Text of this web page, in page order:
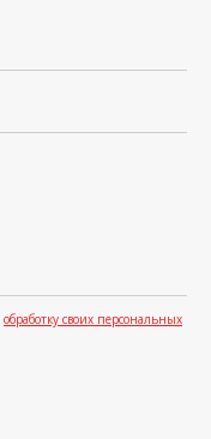
обработку своих персональных